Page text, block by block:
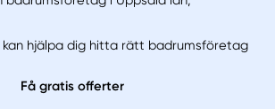
kan hjälpa dig hitta rätt badrumsföretag
Få gratis offerter